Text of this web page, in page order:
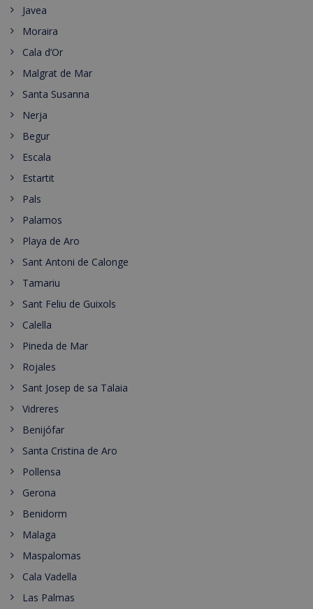
Javea
Moraira
Cala d’Or
Malgrat de Mar
Santa Susanna
Nerja
Begur
Escala
Estartit
Pals
Palamos
Playa de Aro
Sant Antoni de Calonge
Tamariu
Sant Feliu de Guixols
Calella
Pineda de Mar
Rojales
Sant Josep de sa Talaia
Vidreres
Benijófar
Santa Cristina de Aro
Pollensa
Gerona
Benidorm
Malaga
Maspalomas
Cala Vadella
Las Palmas